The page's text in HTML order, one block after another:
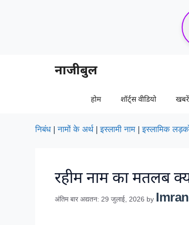
नाजीबुल
होम शॉर्ट्स वीडियो खबरें
निबंध|नामों के अर्थ|इस्लामी नाम |इस्लामिक
रहीम नाम का मतलब
अंतिम बार अद्यतन: 29 जुलाई, 2026 by